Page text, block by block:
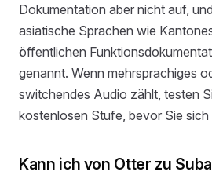
Dokumentation aber nicht auf,
asiatische Sprachen wie
öffentlichen
genannt. Wenn mehrsprachiges
switchendes Audio zählt, testen
kostenlosen Stufe, bevor Sie sich
Kann ich von Otter zu